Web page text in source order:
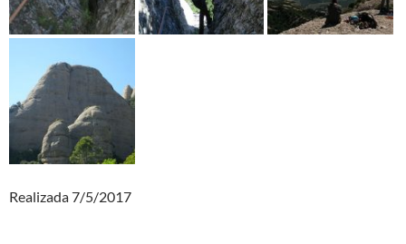
Realizada 7/5/2017